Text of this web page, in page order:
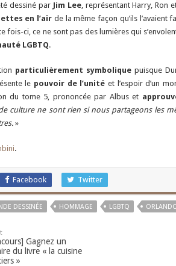
dessiné par Jim Lee, représentant Harry, Ron
en l’air de la même façon qu’ils
fois-ci, ce ne sont pas des lumières qui
LGBTQ.
particulièrement symbolique puisque
le pouvoir de l’unité et l’espoir d’un
du tome 5, prononcée par Albus et
culture ne sont rien si nous partageons les
»
.
Facebook Twitter
DESSINÉE HOMMAGE LGBTQ
Gagnez un
du livre « la cuisine
»